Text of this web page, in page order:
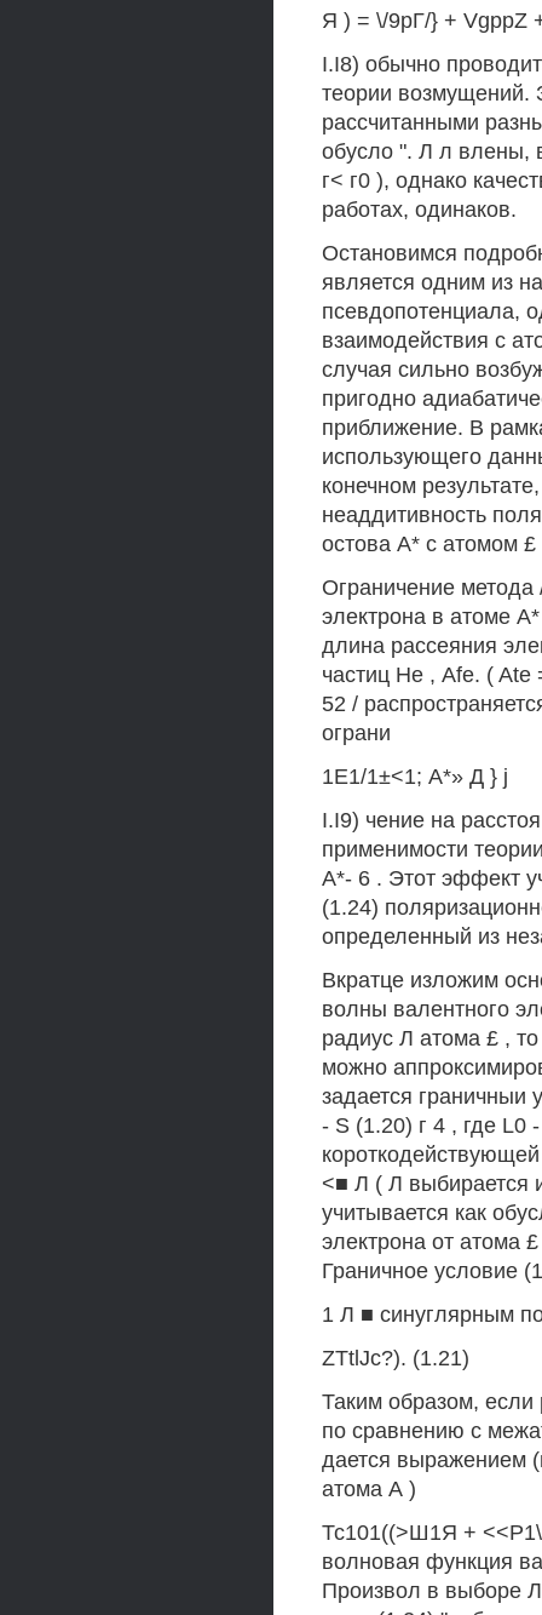
Я ) = \/9рГ/} + VgppZ
I.I8) обычно
теории возмущений.
рассчитанными
обусло ". Л л влены,
г< г0 ), однако
работах, одинаков.
Остановимся
является одним из
псевдопотенциала,
взаимодействия с
случая сильно
пригодно
приближение. В
использующего
конечном
неаддитивность
остова А* с атомом £
Ограничение
электрона в атоме
длина рассеяния
частиц Не , Afe. ( Ate
52 /
ограни
1Е1/1±<1; А*» Д } j
I.I9) чение на
применимости
А*- 6 . Этот эффект
(1.24)
определенный из
Вкратце изложим
волны валентного
радиус Л атома £ ,
можно
задается граничныи
- S (1.20) г 4 , где L0
<■ Л ( Л выбирается
учитывается как
электрона от атома
Граничное условие
1 Л ■ синуглярным
ZTtlJc?). (1.21)
Таким образом,
по сравнению с
дается выражением
атома А )
Тс101((>Ш1Я +
волновая функция
Произвол в выборе